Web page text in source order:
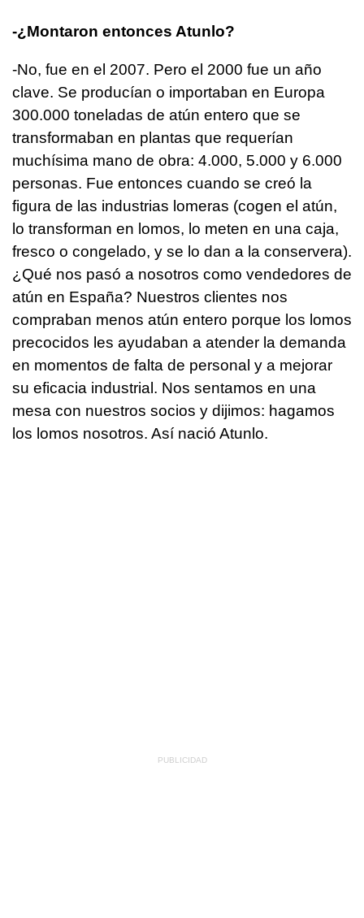
-¿Montaron entonces Atunlo?
-No, fue en el 2007. Pero el 2000 fue un año
clave. Se producían o importaban en Europa
300.000 toneladas de atún entero que se
transformaban en plantas que requerían
muchísima mano de obra: 4.000, 5.000 y 6.000
personas. Fue entonces cuando se creó la
figura de las industrias lomeras (cogen el atún,
lo transforman en lomos, lo meten en una caja,
fresco o congelado, y se lo dan a la conservera).
¿Qué nos pasó a nosotros como vendedores de
atún en España? Nuestros clientes nos
compraban menos atún entero porque los lomos
precocidos les ayudaban a atender la demanda
en momentos de falta de personal y a mejorar
su eficacia industrial. Nos sentamos en una
mesa con nuestros socios y dijimos: hagamos
los lomos nosotros. Así nació Atunlo.